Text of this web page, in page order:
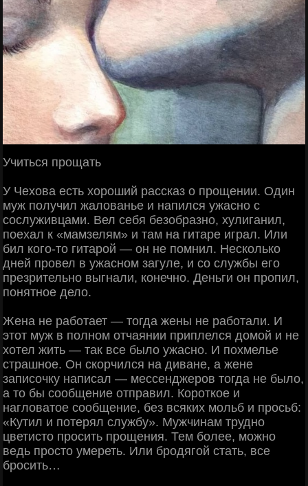
Учиться прощать
У Чехова есть хороший рассказ о прощении. Один
муж получил жалованье и напился ужасно с
сослуживцами. Вел себя безобразно, хулиганил,
поехал к «мамзелям» и там на гитаре играл. Или
бил кого-то гитарой — он не помнил. Несколько
дней провел в ужасном загуле, и со службы его
презрительно выгнали, конечно. Деньги он пропил,
понятное дело.
Жена не работает — тогда жены не работали. И
этот муж в полном отчаянии приплелся домой и не
хотел жить — так все было ужасно. И похмелье
страшное. Он скорчился на диване, а жене
записочку написал — мессенджеров тогда не было,
а то бы сообщение отправил. Короткое и
нагловатое сообщение, без всяких мольб и просьб:
«Кутил и потерял службу». Мужчинам трудно
цветисто просить прощения. Тем более, можно
ведь просто умереть. Или бродягой стать, все
бросить…